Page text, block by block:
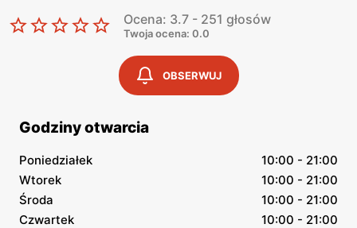
Ocena: 3.7 - 251 głosów
Twoja ocena: 0.0
OBSERWUJ
Godziny otwarcia
Poniedziałek
10:00 - 21:00
Wtorek
10:00 - 21:00
Środa
10:00 - 21:00
Czwartek
10:00 - 21:00